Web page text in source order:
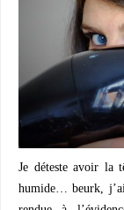
Je déteste avoir la
humide… beurk,